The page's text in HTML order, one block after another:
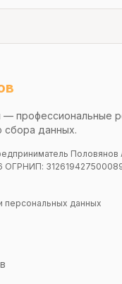
профессиональные
сбора данных.
Половянов
ОГРНИП:
персональных данных